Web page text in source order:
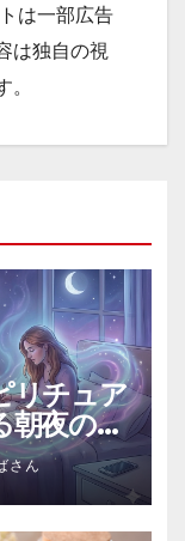
は一部広告
は独自の視
。
リチュア
朝夜の具
さん